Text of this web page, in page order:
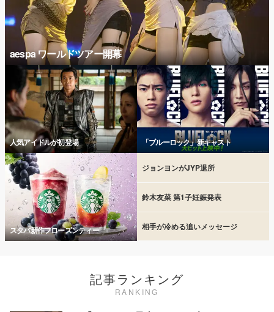
aespa ワールドツアー開幕
人気アイドルが初登場 「ブルーロック」新キャスト
スタバ新作フローズンティー
ジョンヨンがJYP退所
鈴木友菜 第1子妊娠発表
相手が冷める追いメッセージ
記事ランキング
RANKING